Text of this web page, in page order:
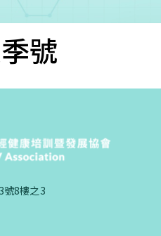
號
號8樓之3
會員申請
功送出，經本協會理事
員入會時繳納；常年會
。
員入會時繳納；常年會